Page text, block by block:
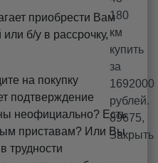
приобрести Вам
б/у в рассрочку,
на покупку
подтверждение
неофициально? Есть
приставам? Или Вы
трудности